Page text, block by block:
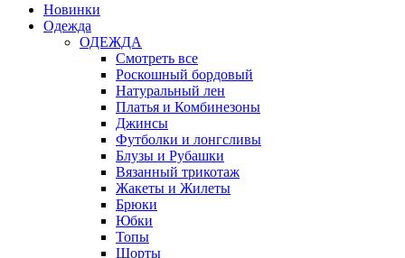
Новинки
Одежда
ОДЕЖДА
Смотреть все
Роскошный бордовый
Натуральный лен
Платья и Комбинезоны
Джинсы
Футболки и лонгсливы
Блузы и Рубашки
Вязанный трикотаж
Жакеты и Жилеты
Брюки
Юбки
Топы
Шорты